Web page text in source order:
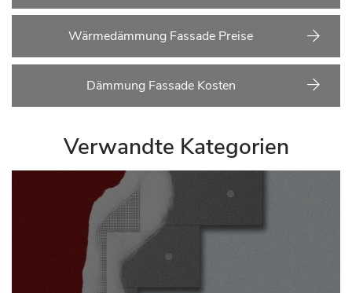
Wärmedämmung Fassade Preise
Dämmung Fassade Kosten
Verwandte Kategorien